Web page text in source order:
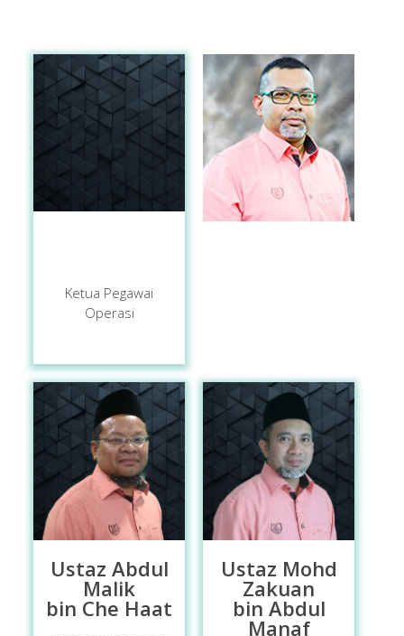
Ketua Pegawai
Operasi
Ustaz Abdul
Malik
bin Che Haat
Ustaz Mohd
Zakuan
bin Abdul
Manaf